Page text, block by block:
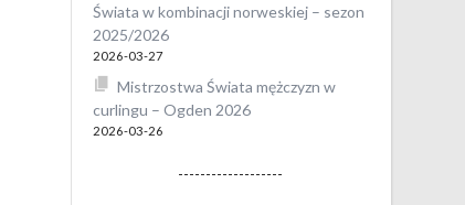
Świata w kombinacji norweskiej – sezon
2025/2026
2026-03-27
Mistrzostwa Świata mężczyzn w
curlingu – Ogden 2026
2026-03-26
-------------------